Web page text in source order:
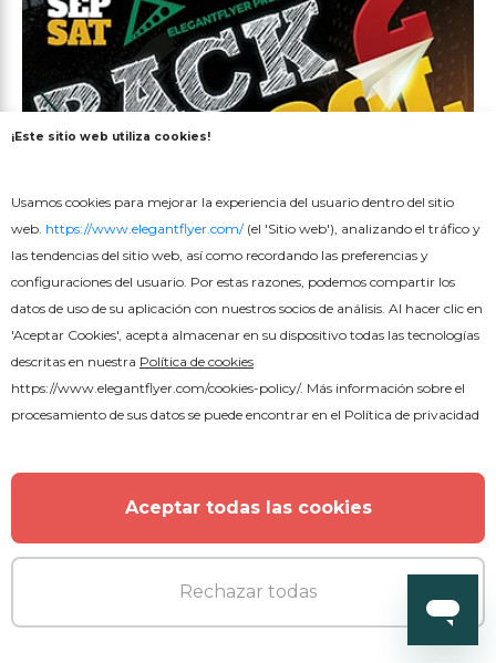
Premium
Volante de Regreso a Clases
¡Este sitio web utiliza cookies!
Usamos cookies para mejorar la experiencia del usuario dentro del sitio
web. https://www.elegantflyer.com/(el 'Sitio web'), analizando el tráfico y
las tendencias del sitio web, así como recordando las preferencias y
configuraciones del usuario. Por estas razones, podemos compartir los
datos de uso de su aplicación con nuestros socios de análisis. Al hacer clic en
'Aceptar Cookies', acepta almacenar en su dispositivo todas las tecnologías
descritas en nuestra Política de cookies
https://www.elegantflyer.com/cookies-policy/. Más información sobre el
procesamiento de sus datos se puede encontrar en el Política de privacidad
Aceptar todas las cookies
Rechazar todas